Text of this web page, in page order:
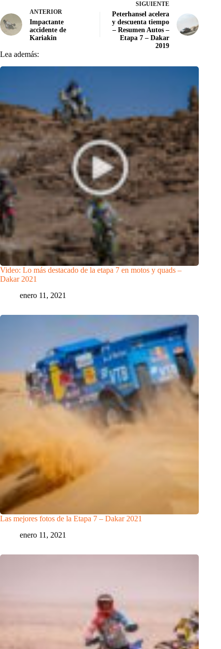
ANTERIOR
Impactante
accidente de
Kariakin
SIGUIENTE
Peterhansel acelera
y descuenta tiempo
– Resumen Autos –
Etapa 7 – Dakar
2019
Lea además:
Video: Lo más destacado de la etapa 7 en motos y quads –
Dakar 2021
enero 11, 2021
Las mejores fotos de la Etapa 7 – Dakar 2021
enero 11, 2021